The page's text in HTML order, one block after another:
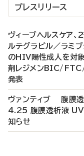
プレスリリース
ヴィーブヘルスケア、
ルテグラビル／ラミ
のHIV陽性成人を対
剤レジメンBIC/
発表
ヴァンティブ 腹膜透
4.25 腹膜透析液 UV
知らせ